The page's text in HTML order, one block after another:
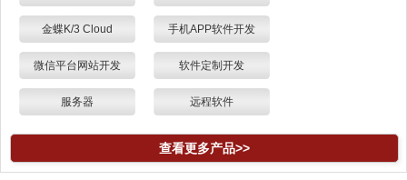
金蝶K/3 Cloud 手机APP软件开发
微信平台网站开发 软件定制开发
服务器 远程软件
查看更多产品>>